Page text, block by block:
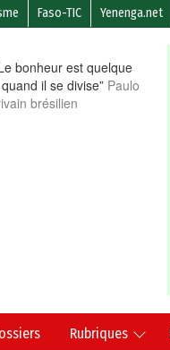
Faso-TIC Yenenga.net
bonheur est quelque
il se divise” Paulo
brésilien
Rubriques